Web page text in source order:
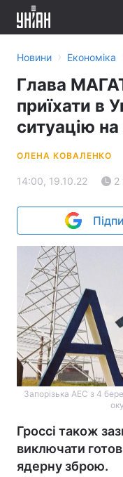
Новини › Економіка
Глава
приїхати в
ситуацію
ОЛЕНА КОВАЛЕНКО
14:00, 19.10.22 2
Запорізька АЕС з 4
Гроссі також
виключати
ядерну зброю.